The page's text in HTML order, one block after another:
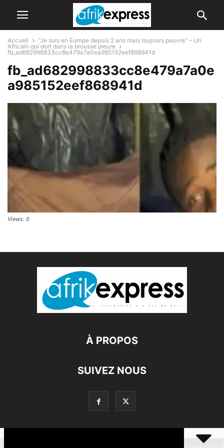
Accueil
“Je suis en Europe depuis 2 ans mais toujours pauvre” – Un
Africain qui dort dans la brousse pleure
fb_ad682998833cc8e479a7a0ea985152eef868941d
fb_ad682998833cc8e479a7a0e
a985152eef868941d
Views: 0
À PROPOS
SUIVEZ NOUS